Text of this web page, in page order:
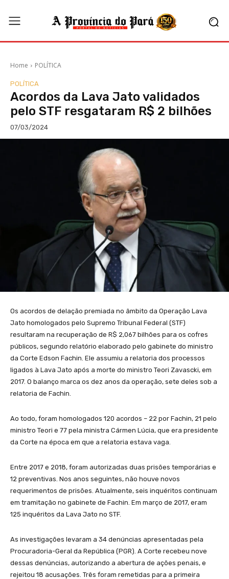
Home POLÍTICA
POLÍTICA
Acordos da Lava Jato validados
pelo STF resgataram R$ 2 bilhões
07/03/2024
Os acordos de delação premiada no âmbito da Operação Lava
Jato homologados pelo Supremo Tribunal Federal (STF)
resultaram na recuperação de R$ 2,067 bilhões para os cofres
públicos, segundo relatório elaborado pelo gabinete do ministro
da Corte Edson Fachin. Ele assumiu a relatoria dos processos
ligados à Lava Jato após a morte do ministro Teori Zavascki, em
2017. O balanço marca os dez anos da operação, sete deles sob a
relatoria de Fachin.
Ao todo, foram homologados 120 acordos – 22 por Fachin, 21 pelo
ministro Teori e 77 pela ministra Cármen Lúcia, que era presidente
da Corte na época em que a relatoria estava vaga.
Entre 2017 e 2018, foram autorizadas duas prisões temporárias e
12 preventivas. Nos anos seguintes, não houve novos
requerimentos de prisões. Atualmente, seis inquéritos continuam
em tramitação no gabinete de Fachin. Em março de 2017, eram
125 inquéritos da Lava Jato no STF.
As investigações levaram a 34 denúncias apresentadas pela
Procuradoria-Geral da República (PGR). A Corte recebeu nove
dessas denúncias, autorizando a abertura de ações penais, e
rejeitou 18 acusações. Três foram remetidas para a primeira